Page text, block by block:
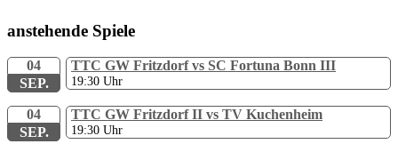
anstehende Spiele
04
SEP.
TTC GW Fritzdorf vs SC Fortuna Bonn III
19:30 Uhr
04
SEP.
TTC GW Fritzdorf II vs TV Kuchenheim
19:30 Uhr